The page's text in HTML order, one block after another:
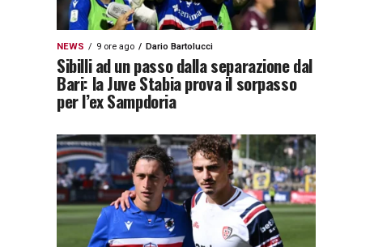
NEWS 9 ore ago Dario Bartolucci
Sibilli ad un passo dalla separazione dal
Bari: la Juve Stabia prova il sorpasso
per l’ex Sampdoria